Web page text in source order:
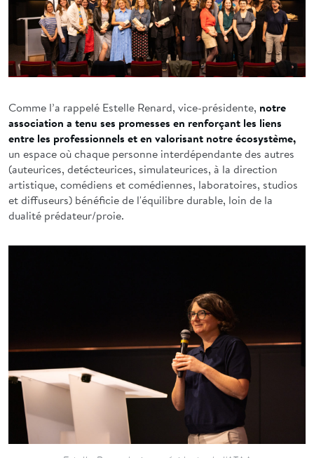
Comme l’a rappelé Estelle Renard, vice-présidente, notre
association a tenu ses promesses en renforçant les liens
entre les professionnels et en valorisant notre écosystème,
un espace où chaque personne interdépendante des autres
(auteurices, detécteurices, simulateurices, à la direction
artistique, comédiens et comédiennes, laboratoires, studios
et diffuseurs) bénéficie de l'équilibre durable, loin de la
dualité prédateur/proie.